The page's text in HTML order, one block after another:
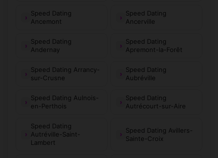
Speed Dating
Ancemont
Speed Dating
Ancerville
Speed Dating
Andernay
Speed Dating
Apremont-la-Forêt
Speed Dating Arrancy-
sur-Crusne
Speed Dating
Aubréville
Speed Dating Aulnois-
en-Perthois
Speed Dating
Autrécourt-sur-Aire
Speed Dating
Autréville-Saint-
Lambert
Speed Dating Avillers-
Sainte-Croix